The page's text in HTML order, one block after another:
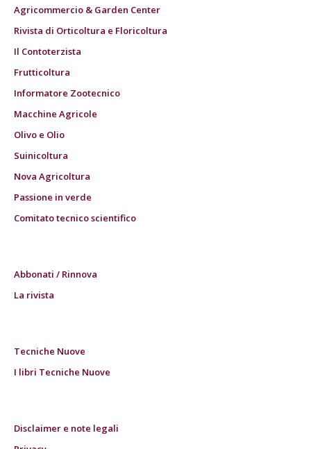
Agricommercio & Garden Center
Rivista di Orticoltura e Floricoltura
Il Contoterzista
Frutticoltura
Informatore Zootecnico
Macchine Agricole
Olivo e Olio
Suinicoltura
Nova Agricoltura
Passione in verde
Comitato tecnico scientifico
Abbonati / Rinnova
La rivista
Tecniche Nuove
I libri Tecniche Nuove
Disclaimer e note legali